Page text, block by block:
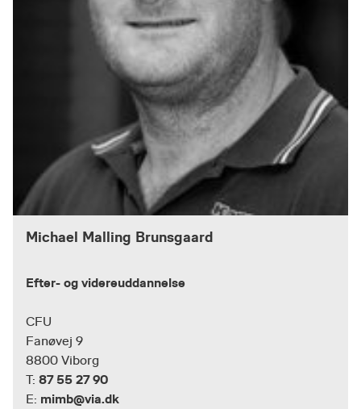
Michael Malling Brunsgaard
Efter- og videreuddannelse
CFU
Fanøvej 9
8800 Viborg
T: 87 55 27 90
E: mimb@via.dk